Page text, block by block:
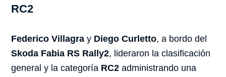
RC2
Federico Villagra y Diego Curletto, a bordo del
Skoda Fabia RS Rally2, lideraron la clasificación
general y la categoría RC2 administrando una